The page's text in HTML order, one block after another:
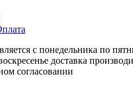
с понедельника по
доставка
согласовании